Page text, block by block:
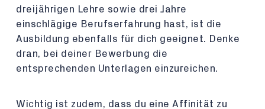
dreijährigen Lehre sowie drei Jahre
einschlägige Berufserfahrung hast, ist die
Ausbildung ebenfalls für dich geeignet. Denke
dran, bei deiner Bewerbung die
entsprechenden Unterlagen einzureichen.
Wichtig ist zudem, dass du eine Affinität zu